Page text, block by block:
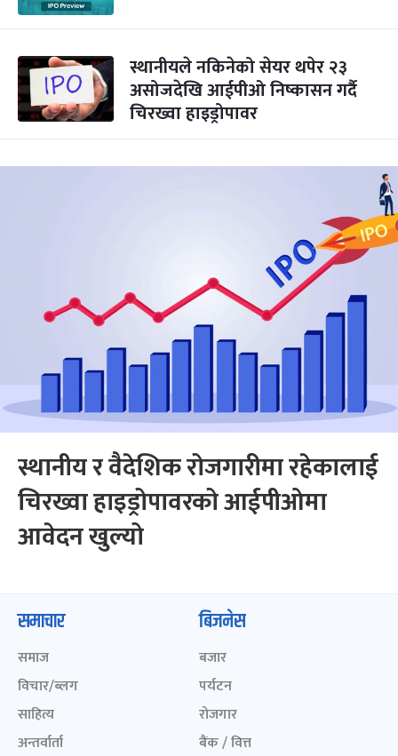
स्थानीयले नकिनेको सेयर थपेर २३
असोजदेखि आईपीओ निष्कासन गर्दै
चिरख्वा हाइड्रोपावर
स्थानीय र वैदेशिक रोजगारीमा रहेकालाई
चिरख्वा हाइड्रोपावरको आईपीओमा
आवेदन खुल्यो
समाचार
समाज
विचार/ब्लग
साहित्य
अन्तर्वार्ता
बिजनेस
बजार
पर्यटन
रोजगार
बैंक / वित्त